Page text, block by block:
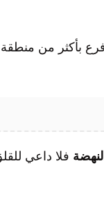
بأكثر من
النهضة فلا داعي